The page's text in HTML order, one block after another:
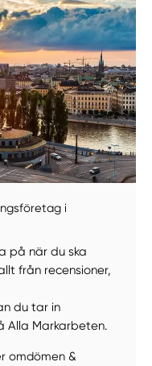
i
på när du ska
från recensioner,
du tar in
Alla Markarbeten.
omdömen &